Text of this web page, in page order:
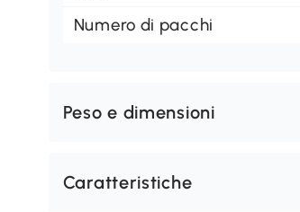
Numero di pacchi
Peso e dimensioni
Caratteristiche